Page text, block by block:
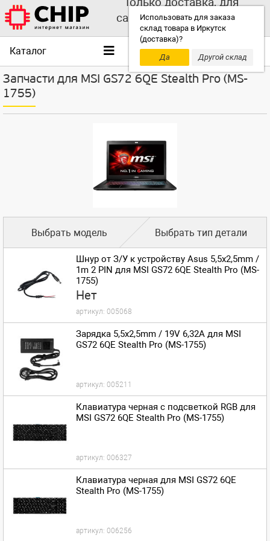
Использовать для заказа
склад товара в Иркутск
(доставка)?
Да
Другой склад
самовывоза выбирайте
другой склад!
Каталог
Запчасти для MSI GS72 6QE Stealth Pro (MS-
1755)
Выбрать модель Выбрать тип детали
Шнур от З/У к устройству Asus 5,5x2,5mm /
1m 2 PIN для MSI GS72 6QE Stealth Pro (MS-
1755)
Нет
артикул: 005068
Зарядка 5,5x2,5mm / 19V 6,32A для MSI
GS72 6QE Stealth Pro (MS-1755)
артикул: 005211
Клавиатура черная с подсветкой RGB для
MSI GS72 6QE Stealth Pro (MS-1755)
артикул: 006327
Клавиатура черная для MSI GS72 6QE
Stealth Pro (MS-1755)
артикул: 006256